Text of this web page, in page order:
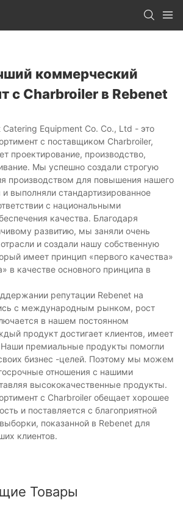
коммерческий
с Charbroiler в Rebenet
Catering Equipment Co. Co., Ltd - это
с поставщиком Charbroiler,
проектирование, производство,
Мы успешно создали строгую
производством для повышения нашего
выполняли стандартизированное
с национальными
качества. Благодаря
развитию, мы заняли очень
и создали нашу собственную
имеет принцип «первого качества»
в качестве основного принципа в
репутации Rebenet на
с международным рынком, рост
в нашем постоянном
продукт достигает клиентов, имеет
премиальные продукты помогли
бизнес -целей. Поэтому мы можем
отношения с нашими
высококачественные продукты.
с Charbroiler обещает хорошее
и поставляется с благоприятной
показанной в Rebenet для
клиентов.
Товары